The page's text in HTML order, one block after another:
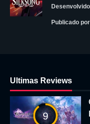
Publicado
Ultimas Reviews
9